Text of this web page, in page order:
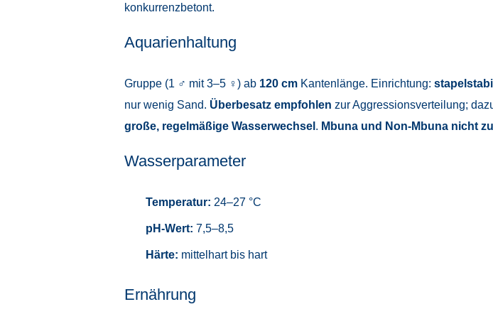
konkurrenzbetont.
Aquarienhaltung
Gruppe (1 ♂ mit 3–5 ♀) ab 120 cmKantenlänge. Einrichtung:
nur wenig Sand. Überbesatz empfohlen zur Aggressionsverteilung;
große, regelmäßige Wasserwechsel . Mbuna und Non-Mbuna nicht
Wasserparameter
Temperatur: 24–27 °C
pH-Wert: 7,5–8,5
Härte: mittelhart bis hart
Ernährung